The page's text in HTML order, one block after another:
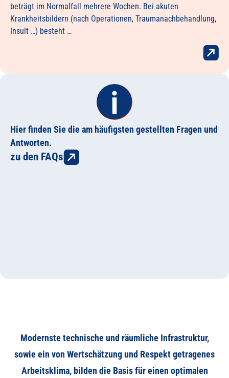
beträgt im Normalfall mehrere Wochen. Bei akuten
Krankheitsbildern (nach Operationen, Traumanachbehandlung,
Insult …) besteht …
Hier finden Sie die am häufigsten gestellten Fragen und
Antworten.
zu den FAQs
Modernste technische und räumliche Infrastruktur,
sowie ein von Wertschätzung und Respekt getragenes
Arbeitsklima, bilden die Basis für einen optimalen